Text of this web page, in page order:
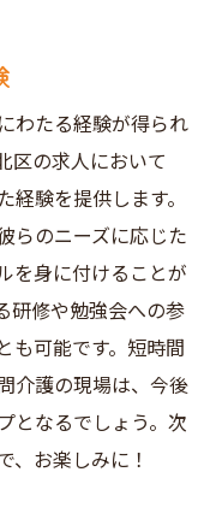
わたる経験が得られ
区の求人において
験を提供します。
らのニーズに応じた
を身に付けることが
研修や勉強会への参
も可能です。短時間
介護の現場は、今後
となるでしょう。次
、お楽しみに！